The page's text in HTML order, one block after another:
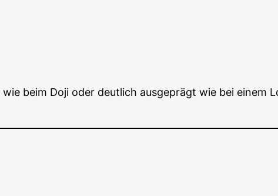
beim Doji oder deut­lich aus­ge­prägt wie bei einem